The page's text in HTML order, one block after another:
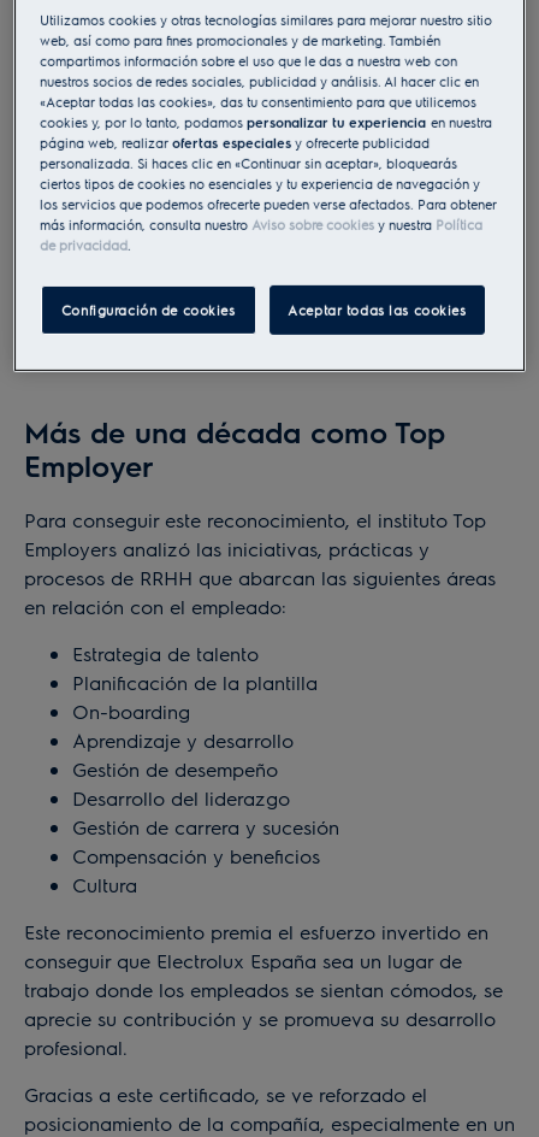
Electrolux ha recibido la certificación Top
Employer 2023 en España, que avala las
políticas laborales que la compañía ha
implementado para cuidar el entorno laboral y
el compromiso de la empresa con la excelencia
en la gestión de los recursos humanos. Esta
certificación, otorgada por Top Employers
Institute, es una de las más exigentes y
prestigiosas a nivel mundial en el ámbito de la
gestión de personas en las empresas.
Más de una década como Top
Employer
Para conseguir este reconocimiento, el instituto Top
Employers analizó las iniciativas, prácticas y
procesos de RRHH que abarcan las siguientes áreas
en relación con el empleado:
Estrategia de talento
Planificación de la plantilla
On-boarding
Aprendizaje y desarrollo
Gestión de desempeño
Desarrollo del liderazgo
Gestión de carrera y sucesión
Compensación y beneficios
Cultura
Este reconocimiento premia el esfuerzo invertido en
conseguir que Electrolux España sea un lugar de
trabajo donde los empleados se sientan cómodos, se
aprecie su contribución y se promueva su desarrollo
profesional.
Gracias a este certificado, se ve reforzado el
posicionamiento de la compañía, especialmente en un
Utilizamos cookies y otras tecnologías similares para mejorar nuestro sitio
web, así como para fines promocionales y de marketing. También
compartimos información sobre el uso que le das a nuestra web con
nuestros socios de redes sociales, publicidad y análisis. Al hacer clic en
«Aceptar todas las cookies», das tu consentimiento para que utilicemos
cookies y, por lo tanto, podamospersonalizar tu experienciaen nuestra
página web, realizarofertas especiales y ofrecerte publicidad
personalizada. Si haces clic en «Continuar sin aceptar», bloquearás
ciertos tipos de cookies no esenciales y tu experiencia de navegación y
los servicios que podemos ofrecerte pueden verse afectados. Para obtener
más información, consulta nuestro Aviso sobre cookies y nuestra Política
de privacidad.
Configuración de cookies Aceptar todas las cookies